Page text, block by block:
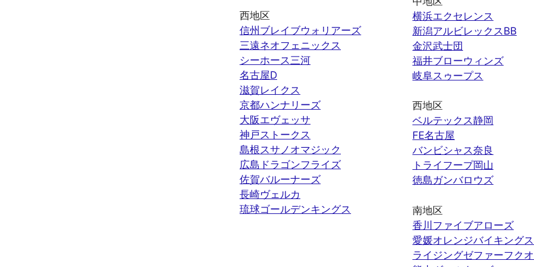
西地区
信州ブレイブウォリアーズ
三遠ネオフェニックス
シーホース三河
名古屋D
滋賀レイクス
京都ハンナリーズ
大阪エヴェッサ
神戸ストークス
島根スサノオマジック
広島ドラゴンフライズ
佐賀バルーナーズ
長崎ヴェルカ
琉球ゴールデンキングス
横浜エクセレンス
新潟アルビレックスBB
金沢武士団
福井ブローウィンズ
岐阜スゥープス
西地区
ベルテックス静岡
FE名古屋
バンビシャス奈良
トライフープ岡山
徳島ガンバロウズ
南地区
香川ファイブアローズ
愛媛オレンジバイキングス
ライジングゼファーフク